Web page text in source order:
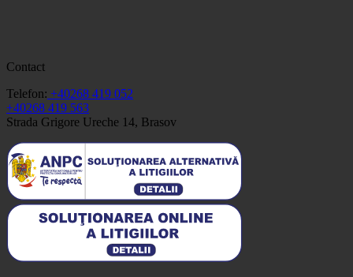
Contact
Telefon: +40268 419 052
+40268 419 563
Strada Grigore Ureche 14, Brasov